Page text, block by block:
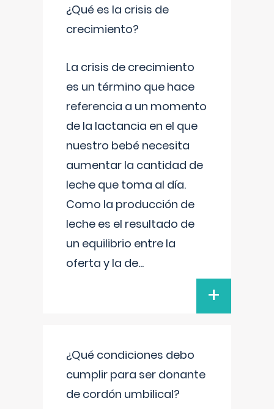
¿Qué es la crisis de
crecimiento?
La crisis de crecimiento
es un término que hace
referencia a un momento
de la lactancia en el que
nuestro bebé necesita
aumentar la cantidad de
leche que toma al día.
Como la producción de
leche es el resultado de
un equilibrio entre la
oferta y la de...
+
¿Qué condiciones debo
cumplir para ser donante
de cordón umbilical?